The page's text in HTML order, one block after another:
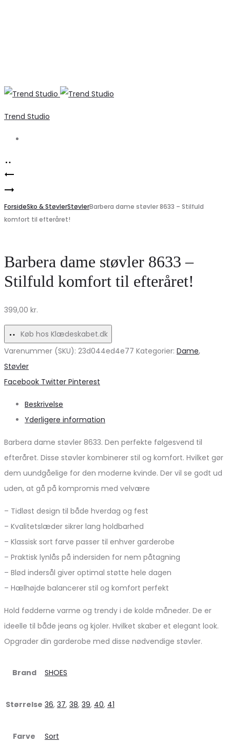
Trend Studio
Product
navigation
Top
–
skjorte
med
ballonærmer
udsalg!
Geographical
Norway
lys
polo
–
tilbud!
ForsideSko & StøvlerStøvlerBarbera dame støvler 8633 – Stilfuld
komfort til efteråret!
Barbera dame støvler 8633 –
Stilfuld komfort til efteråret!
399,00 kr.
Køb hos Klædeskabet.dk
Varenummer (SKU): 23d044ed4e77 Kategorier: Dame,
Støvler
Share
Facebook Twitter Pinterest
Beskrivelse
Yderligere information
Barbera dame støvler 8633. Den perfekte følgesvend til
efteråret. Disse støvler kombinerer stil og komfort. Hvilket gør
dem uundgåelige for den moderne kvinde. Der vil se godt ud
uden, at gå på kompromis med velvære
– Tidløst design til både hverdag og fest
– Kvalitetslæder sikrer lang holdbarhed
– Klassisk sort farve passer til enhver garderobe
– Praktisk lynlås på indersiden for nem påtagning
– Blød indersål giver optimal støtte hele dagen
– Hælhøjde balancerer stil og komfort perfekt
Hold fødderne varme og trendy i de kolde måneder. De er
ideelle til både jeans og kjoler. Hvilket skaber et elegant look.
Opgrader din garderobe med disse nødvendige støvler.
Brand SHOES
Størrelse 36, 37, 38, 39, 40, 41
Farve Sort